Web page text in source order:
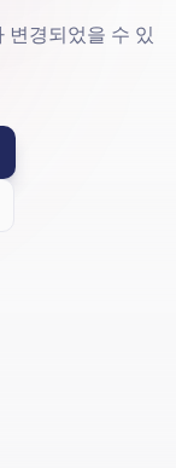
변경되었을 수 있